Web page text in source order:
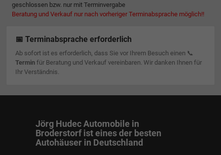
geschlossen bzw. nur mit Terminvergabe
Beratung und Verkauf nur nach vorheriger Terminabsprache möglich!!
📅 Terminabsprache erforderlich
Ab sofort ist es erforderlich, dass Sie vor Ihrem Besuch einen 📞
Terminfür Beratung und Verkauf vereinbaren. Wir danken Ihnen für
Ihr Verständnis.
Jörg Hudec Automobile in
Broderstorf ist eines der besten
Autohäuser in Deutschland